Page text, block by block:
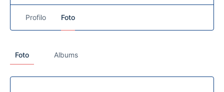
Profilo Foto
Foto Albums